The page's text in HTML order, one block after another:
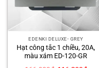
EDENKI DELUXE- GREY
Hạt công tắc 1 chiều, 20A,
màu xám ED-120-GR